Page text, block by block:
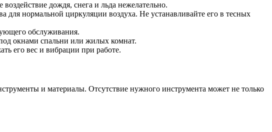
дождя, снега и льда нежелательно.
для нормальной циркуляции воздуха. Не устанавливайте его в тесных
обслуживания.
окнами спальни или жилых комнат.
его вес и вибрации при работе.
и материалы. Отсутствие нужного инструмента может не только